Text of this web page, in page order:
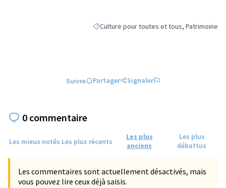
Filtrer les résultats de la catégorie :
Culture pour toutes et tous, Patrimoine
Suivre Partager Signaler
0 commentaire
Les mieux notés Les plus récents
Les plus
anciens
Les plus
débattus
Les commentaires sont actuellement désactivés, mais
vous pouvez lire ceux déjà saisis.